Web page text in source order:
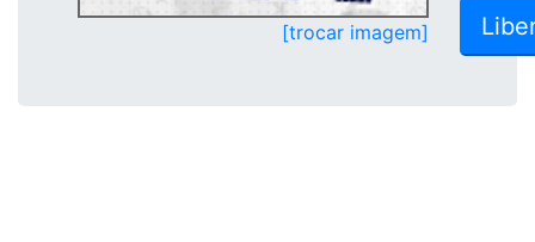
[trocar imagem]